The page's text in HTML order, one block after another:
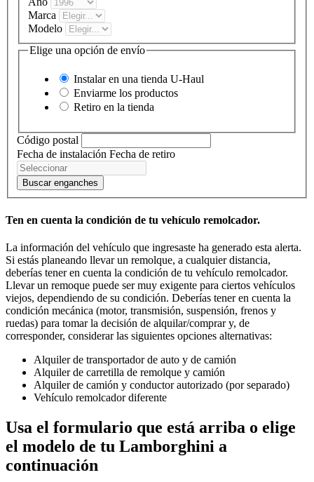
Marca
Modelo
Elige una opción de envío
Instalar en una tienda U-Haul
Enviarme los productos
Retiro en la tienda
Código postal
Fecha de instalación Fecha de retiro
Buscar enganches
Ten en cuenta la condición de tu vehículo remolcador.
La información del vehículo que ingresaste ha generado esta alerta.
Si estás planeando llevar un remolque, a cualquier distancia,
deberías tener en cuenta la condición de tu vehículo remolcador.
Llevar un remoque puede ser muy exigente para ciertos vehículos
viejos, dependiendo de su condición. Deberías tener en cuenta la
condición mecánica (motor, transmisión, suspensión, frenos y
ruedas) para tomar la decisión de alquilar/comprar y, de
corresponder, considerar las siguientes opciones alternativas:
Alquiler de transportador de auto y de camión
Alquiler de carretilla de remolque y camión
Alquiler de camión y conductor autorizado (por separado)
Vehículo remolcador diferente
Usa el formulario que está arriba o elige
el modelo de tu Lamborghini a
continuación